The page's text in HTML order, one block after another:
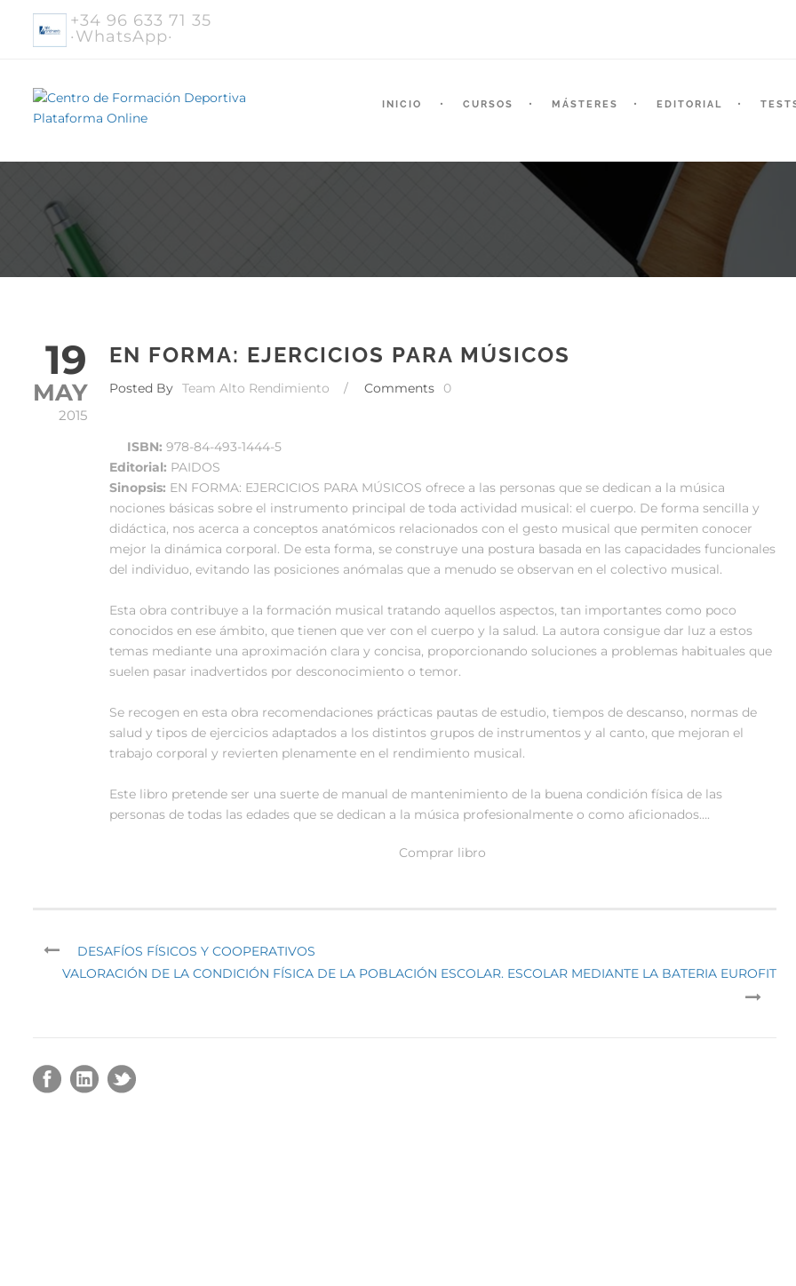
+34 96 633 71 35
·WhatsApp·
INICIO CURSOS MÁSTERES EDITORIAL
19
MAY
2015
EN FORMA: EJERCICIOS PARA MÚSICOS
Posted By Team Alto Rendimiento / Comments 0
ISBN: 978-84-493-1444-5
Editorial: PAIDOS
Sinopsis: EN FORMA: EJERCICIOS PARA MÚSICOS ofrece a las personas que se dedican a la música
nociones básicas sobre el instrumento principal de toda actividad musical: el cuerpo. De forma sencilla y
didáctica, nos acerca a conceptos anatómicos relacionados con el gesto musical que permiten conocer
mejor la dinámica corporal. De esta forma, se construye una postura basada en las capacidades funcionales
del individuo, evitando las posiciones anómalas que a menudo se observan en el colectivo musical.
Esta obra contribuye a la formación musical tratando aquellos aspectos, tan importantes como poco
conocidos en ese ámbito, que tienen que ver con el cuerpo y la salud. La autora consigue dar luz a estos
temas mediante una aproximación clara y concisa, proporcionando soluciones a problemas habituales que
suelen pasar inadvertidos por desconocimiento o temor.
Se recogen en esta obra recomendaciones prácticas pautas de estudio, tiempos de descanso, normas de
salud y tipos de ejercicios adaptados a los distintos grupos de instrumentos y al canto, que mejoran el
trabajo corporal y revierten plenamente en el rendimiento musical.
Este libro pretende ser una suerte de manual de mantenimiento de la buena condición física de las
personas de todas las edades que se dedican a la música profesionalmente o como aficionados….
Comprar libro
DESAFÍOS FÍSICOS Y COOPERATIVOS
VALORACIÓN DE LA CONDICIÓN FÍSICA DE LA POBLACIÓN ESCOLAR. ESCOLAR MEDIANTE LA BATERIA EUROFIT